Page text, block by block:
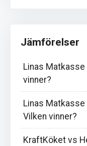
Jämförelser
Linas
vinner?
Linas
Vilken vinner?
KraftKöket vs